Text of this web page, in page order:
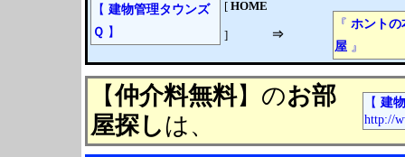
【 建物管理タウンズ
Ｑ 】
[ HOME
] ⇒
『 ホントの
屋 』
【仲介料無料】のお部
屋探し は、
【 建
http://